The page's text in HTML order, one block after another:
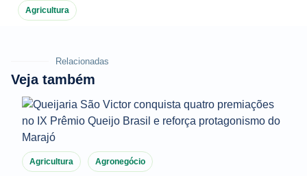
Agricultura
Relacionadas
Veja também
Agricultura Agronegócio